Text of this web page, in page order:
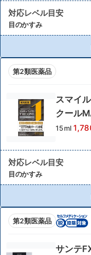
対応レベル目安
目のかすみ
第2類医薬品
スマイ
クール
15ml
対応レベル目安
目のかすみ
第2類医薬品
サンテ